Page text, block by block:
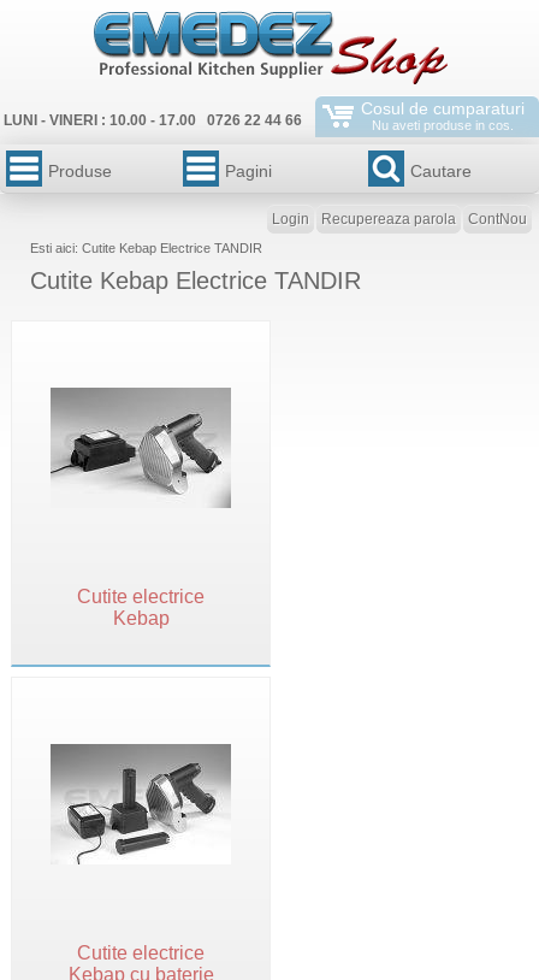
LUNI - VINERI : 10.00 - 17.00 0726 22 44 66
Cosul de cumparaturi
Nu aveti produse in cos.
Produse Pagini Cautare
Login Recupereaza parola ContNou
Esti aici: Cutite Kebap Electrice TANDIR
Cutite Kebap Electrice TANDIR
Cutite electrice
Kebap
Cutite electrice
Kebap cu baterie